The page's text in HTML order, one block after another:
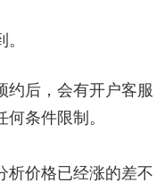
约后，会有开户客服
条件限制。
析价格已经涨的差不